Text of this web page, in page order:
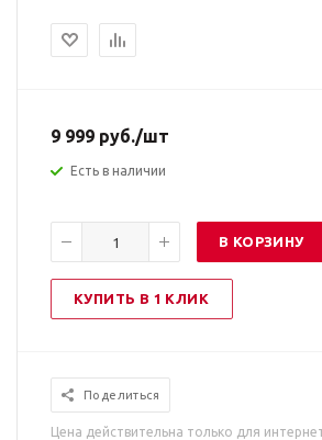
9 999 руб./шт
Есть в наличии
В КОРЗИНУ
КУПИТЬ В 1 КЛИК
Поделиться
Цена действительна только для